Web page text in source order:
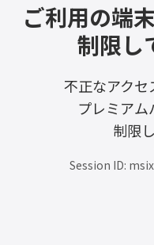
ご利用の端
制限し
不正なアクセ
プレミアム
制限
Session ID: